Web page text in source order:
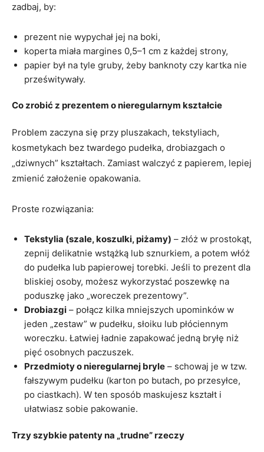
zadbaj, by:
prezent nie wypychał jej na boki,
koperta miała margines 0,5–1 cm z każdej strony,
papier był na tyle gruby, żeby banknoty czy kartka nie
prześwitywały.
Co zrobić z prezentem o nieregularnym kształcie
Problem zaczyna się przy pluszakach, tekstyliach,
kosmetykach bez twardego pudełka, drobiazgach o
„dziwnych” kształtach. Zamiast walczyć z papierem, lepiej
zmienić założenie opakowania.
Proste rozwiązania:
Tekstylia (szale, koszulki, piżamy) – złóż w prostokąt,
zepnij delikatnie wstążką lub sznurkiem, a potem włóż
do pudełka lub papierowej torebki. Jeśli to prezent dla
bliskiej osoby, możesz wykorzystać poszewkę na
poduszkę jako „woreczek prezentowy”.
Drobiazgi – połącz kilka mniejszych upominków w
jeden „zestaw” w pudełku, słoiku lub płóciennym
woreczku. Łatwiej ładnie zapakować jedną bryłę niż
pięć osobnych paczuszek.
Przedmioty o nieregularnej bryle – schowaj je w tzw.
fałszywym pudełku (karton po butach, po przesyłce,
po ciastkach). W ten sposób maskujesz kształt i
ułatwiasz sobie pakowanie.
Trzy szybkie patenty na „trudne” rzeczy